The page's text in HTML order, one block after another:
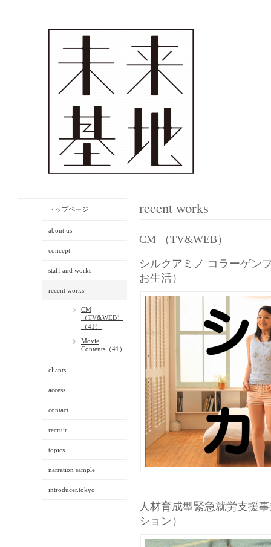
recent works
CM （TV&WEB）
シルクアミノ コラーゲン
お生活）
人材育成型緊急就労支援
ション）
トップページ
about us
concept
staff and works
recent works
CM
（TV&WEB）
（41）
Movie
Contents（41）
cliants
access
contact
recruit
topics
narration sample
introducer.tokyo